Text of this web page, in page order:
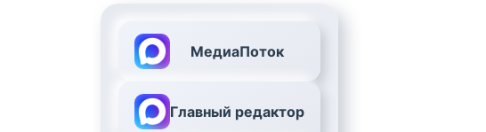
МедиаПоток
Главный редактор